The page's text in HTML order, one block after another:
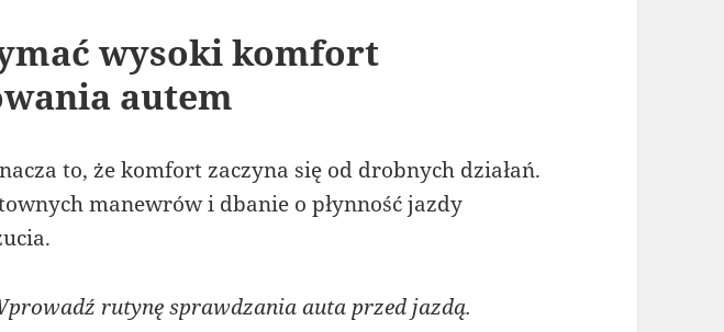
wysoki komfort
autem
to, że komfort zaczyna się od drobnych działań.
manewrów i dbanie o płynność jazdy
rutynę sprawdzania auta przed jazdą.